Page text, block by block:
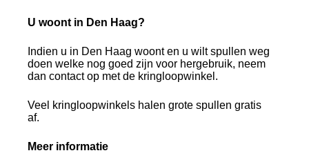
U woont in Den Haag?
Indien u in Den Haag woont en u wilt spullen weg
doen welke nog goed zijn voor hergebruik, neem
dan contact op met de kringloopwinkel.
Veel kringloopwinkels halen grote spullen gratis
af.
Meer informatie